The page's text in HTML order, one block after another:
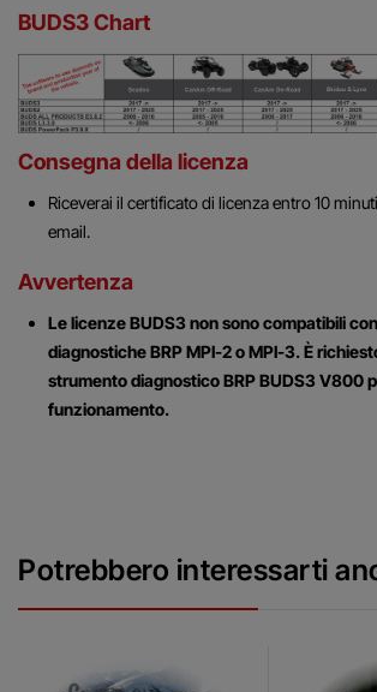
BUDS3 Chart
Consegna della licenza
Riceverai il certificato di licenza entro 10
email.
Avvertenza
Le licenze BUDS3 non sono compatibili
diagnostiche BRP MPI-2 o MPI-3. È
strumento diagnostico BRP BUDS3 V800
funzionamento.
Potrebbero interessarti